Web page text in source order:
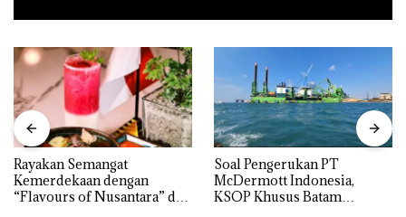
Rayakan Semangat
Kemerdekaan dengan
“Flavours of Nusantara” di
‎Soal Pengerukan PT
McDermott Indonesia,
KSOP Khusus Batam